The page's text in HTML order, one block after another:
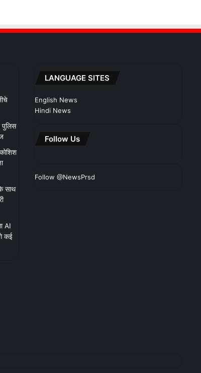
पुलिस
साथ
AI
कई
LANGUAGE SITES
English News
Hindi News
Follow Us
Follow @NewsPrsd